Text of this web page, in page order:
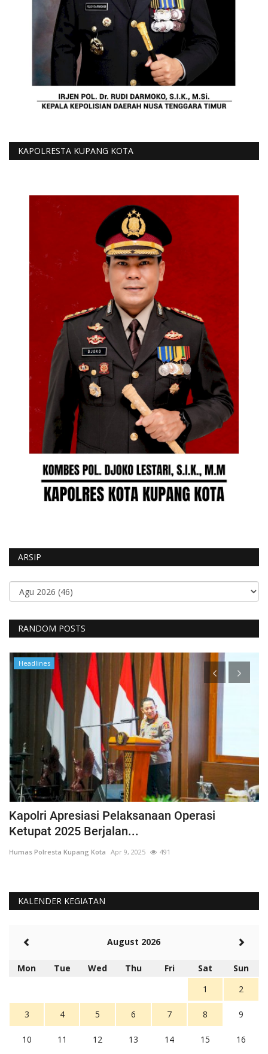
KAPOLRESTA KUPANG KOTA
ARSIP
RANDOM POSTS
Satwil
Pendisiplinan Penggunaan Masker,
Bhabinkamtibmas Kelurahan...
Humas Polresta Kupang Kota Feb 25, 2021 1209
KALENDER KEGIATAN
August 2026
Mon Tue Wed Thu Fri Sat
Sun
1
2
3 4 5 6 7 8 9
10 11 12 13 14 15 16